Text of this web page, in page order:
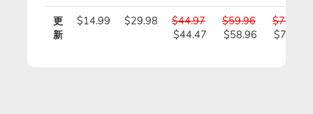
更
新
$14.99 $29.98
$44.97
$44.47
$59.96
$58.96
$74.95
$73.45